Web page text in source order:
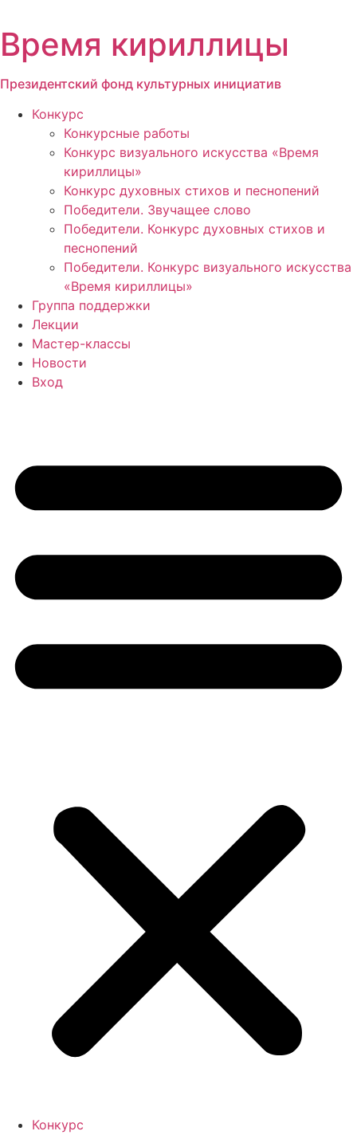
содержимому
Время кириллицы
Президентский фонд культурных инициатив
Конкурс
Конкурсные работы
Конкурс визуального искусства «Время
кириллицы»
Конкурс духовных стихов и песнопений
Победители. Звучащее слово
Победители. Конкурс духовных стихов и
песнопений
Победители. Конкурс визуального искусства
«Время кириллицы»
Группа поддержки
Лекции
Мастер-классы
Новости
Вход
Конкурс